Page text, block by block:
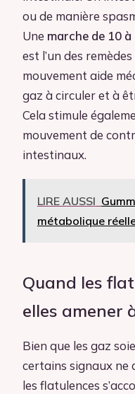
ou de manière
Une marche de 10
est l’un des
mouvement aide
gaz à circuler et à
Cela stimule
mouvement de
intestinaux.
LIRE AUSSI
métabolique
Quand les
elles amener
Bien que les gaz
certains signaux ne
les flatulences